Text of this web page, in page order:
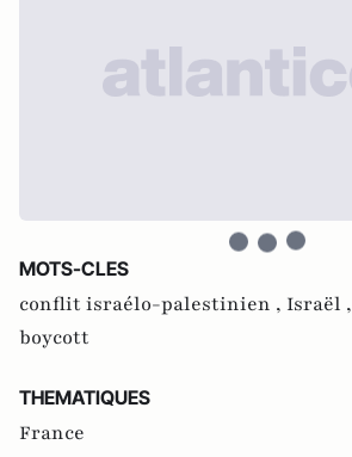
MOTS-CLES
conflit israélo-palestinien , Israël ,
boycott
THEMATIQUES
France